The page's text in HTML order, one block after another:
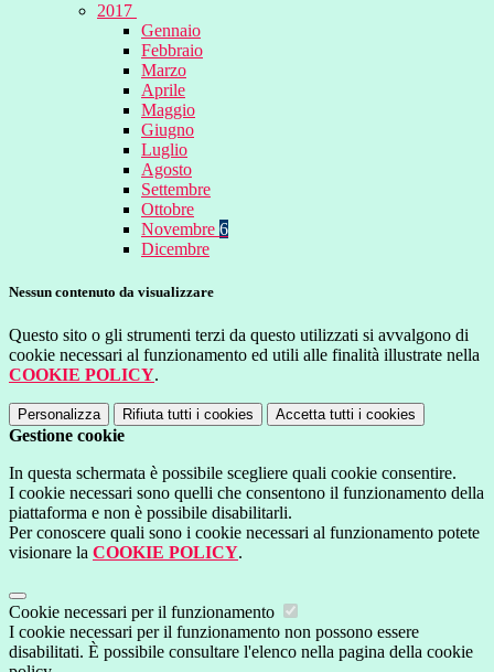
2017
Gennaio
Febbraio
Marzo
Aprile
Maggio
Giugno
Luglio
Agosto
Settembre
Ottobre
Novembre 6
Dicembre
Nessun contenuto da visualizzare
Questo sito o gli strumenti terzi da questo utilizzati si avvalgono di
cookie necessari al funzionamento ed utili alle finalità illustrate nella
COOKIE POLICY.
Personalizza Rifiuta tutti i cookies Accetta tutti i cookies
Gestione cookie
In questa schermata è possibile scegliere quali cookie consentire.
I cookie necessari sono quelli che consentono il funzionamento della
piattaforma e non è possibile disabilitarli.
Per conoscere quali sono i cookie necessari al funzionamento potete
visionare la COOKIE POLICY.
Cookie necessari per il funzionamento
I cookie necessari per il funzionamento non possono essere
disabilitati. È possibile consultare l'elenco nella pagina della cookie